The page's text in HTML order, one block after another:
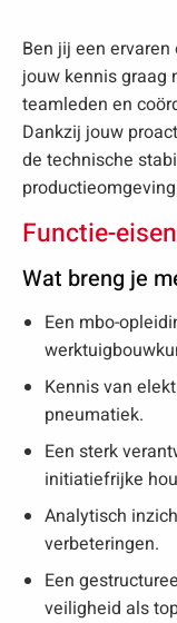
Ben jij een
jouw kennis graag
teamleden en
Dankzij jouw
de technische
Functie-eisen
Wat breng je
Een mbo-
Kennis van
pneumatiek.
Een sterk
initiatiefrijke
Analytisch
verbeteringen.
Een
veiligheid als